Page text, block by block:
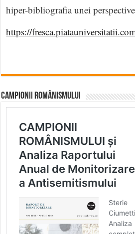
hiper-bibliografia unei perspective
https://
CAMPIONII ROMÂNISMULUI